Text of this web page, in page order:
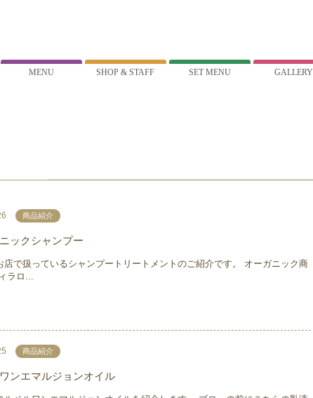
MENU SHOP & STAFF SET MENU GALLERY
商品紹介
ックシャンプー
店で扱っているシャンプートリートメントのご紹介です。 オーガニック商
ラロ...
商品紹介
ンエマルジョンオイル